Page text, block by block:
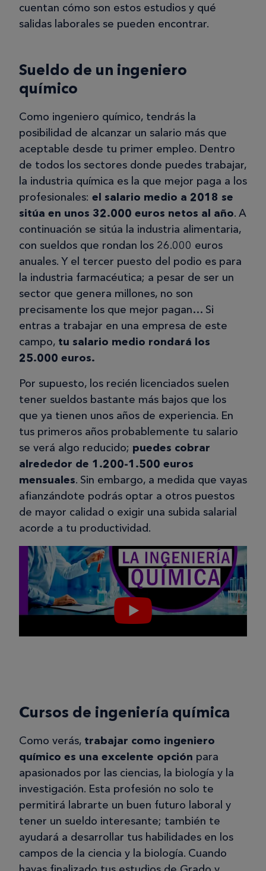
cuentan cómo son estos estudios y qué
salidas laborales se pueden encontrar.
Sueldo de un ingeniero
químico
Como ingeniero químico, tendrás la
posibilidad de alcanzar un salario más que
aceptable desde tu primer empleo. Dentro
de todos los sectores donde puedes trabajar,
la industria química es la que mejor paga a los
profesionales: el salario medio a 2018 se
sitúa en unos 32.000 euros netos al año. A
continuación se sitúa la industria alimentaria,
con sueldos que rondan los 26.000 euros
anuales. Y el tercer puesto del podio es para
la industria farmacéutica; a pesar de ser un
sector que genera millones, no son
precisamente los que mejor pagan… Si
entras a trabajar en una empresa de este
campo, tu salario medio rondará los
25.000 euros.
Por supuesto, los recién licenciados suelen
tener sueldos bastante más bajos que los
que ya tienen unos años de experiencia. En
tus primeros años probablemente tu salario
se verá algo reducido; puedes cobrar
alrededor de 1.200-1.500 euros
mensuales. Sin embargo, a medida que vayas
afianzándote podrás optar a otros puestos
de mayor calidad o exigir una subida salarial
acorde a tu productividad.
Cursos de ingeniería química
Como verás, trabajar como ingeniero
químico es una excelente opción para
apasionados por las ciencias, la biología y la
investigación. Esta profesión no solo te
permitirá labrarte un buen futuro laboral y
tener un sueldo interesante; también te
ayudará a desarrollar tus habilidades en los
campos de la ciencia y la biología. Cuando